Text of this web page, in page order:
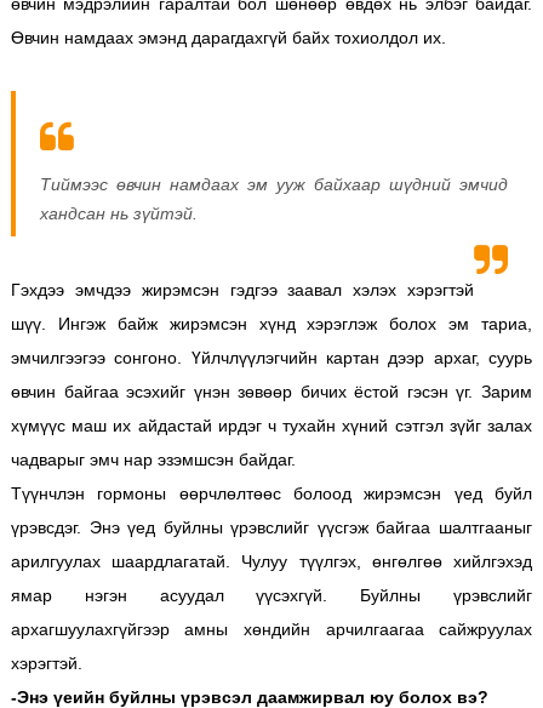
Өвчин намдаах эмэнд дарагдахгүй байх тохиолдол их.
Тиймээс өвчин намдаах эм ууж байхаар шүдний эмчид
хандсан нь зүйтэй.
Гэхдээ эмчдээ жирэмсэн гэдгээ заавал хэлэх хэрэгтэй
шүү. Ингэж байж жирэмсэн хүнд хэрэглэж болох эм тариа,
эмчилгээгээ сонгоно. Үйлчлүүлэгчийн картан дээр архаг, суурь
өвчин байгаа эсэхийг үнэн зөвөөр бичих ёстой гэсэн үг. Зарим
хүмүүс маш их айдастай ирдэг ч тухайн хүний сэтгэл зүйг залах
чадварыг эмч нар эзэмшсэн байдаг.
Түүнчлэн гормоны өөрчлөлтөөс болоод жирэмсэн үед буйл
үрэвсдэг. Энэ үед буйлны үрэвслийг үүсгэж байгаа шалтгааныг
арилгуулах шаардлагатай. Чулуу түүлгэх, өнгөлгөө хийлгэхэд
ямар нэгэн асуудал үүсэхгүй. Буйлны үрэвслийг
архагшуулахгүйгээр амны хөндийн арчилгаагаа сайжруулах
хэрэгтэй.
-Энэ үеийн буйлны үрэвсэл даамжирвал юу болох вэ?